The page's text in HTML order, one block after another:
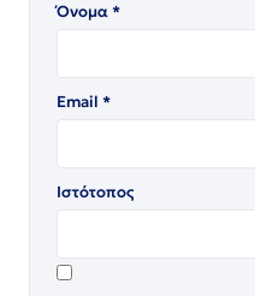
Όνομα*
Email *
Ιστότοπος